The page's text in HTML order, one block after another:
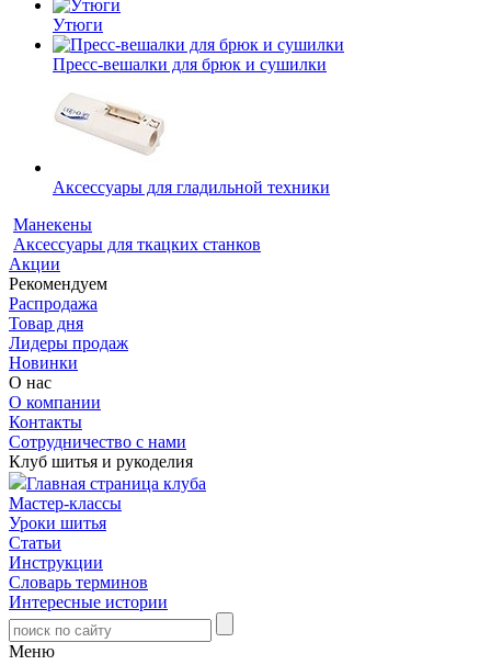
Утюги
Пресс-вешалки для брюк и сушилки
Аксессуары для гладильной техники
Манекены
Аксессуары для ткацких станков
Акции
Рекомендуем
Распродажа
Товар дня
Лидеры продаж
Новинки
О нас
О компании
Контакты
Сотрудничество с нами
Клуб шитья и рукоделия
Главная страница клуба
Мастер-классы
Уроки шитья
Статьи
Инструкции
Словарь терминов
Интересные истории
Меню